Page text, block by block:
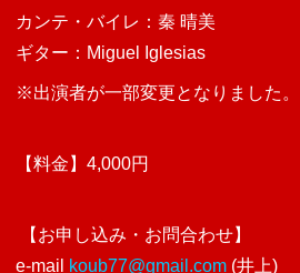
カンテ・バイレ：秦 晴美
ギター：Miguel Iglesias
※出演者が一部変更となりました。
【料金】4,000円
【お申し込み・お問合わせ】
e-mail
koub77@gmail.com (井上)